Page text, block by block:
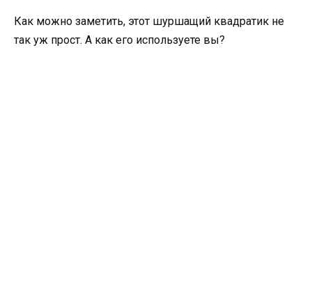
Как можно заметить, этот шуршащий квадратик не
так уж прост. А как его используете вы?